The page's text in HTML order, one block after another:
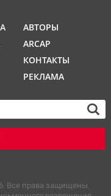
АВТОРЫ
ARCAP
КОНТАКТЫ
РЕКЛАМА
Все права защищены.